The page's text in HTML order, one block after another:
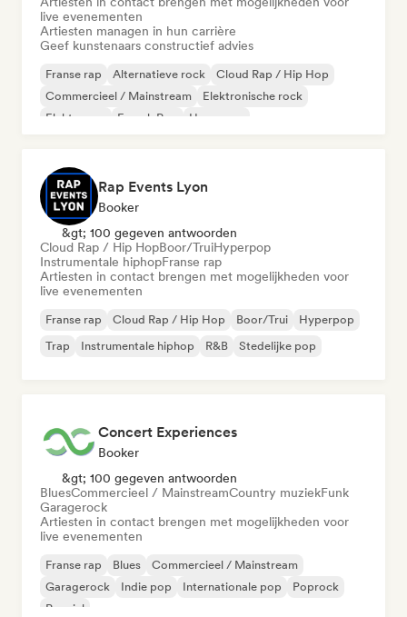
live evenementen
Artiesten managen in hun carrière
Geef kunstenaars constructief advies
Franse rap Alternatieve rock
Cloud Rap / Hip Hop
Commercieel / Mainstream
Elektronische rock
Elektropop
French Pop Hyperpop
Rap Events Lyon
Booker
&gt; 100 gegeven antwoorden
Cloud Rap / Hip HopBoor/TruiHyperpop
Instrumentale hiphopFranse rap
Artiesten in contact brengen met mogelijkheden voor
live evenementen
Franse rap Cloud Rap / Hip Hop Boor/Trui
Hyperpop
Trap
Instrumentale hiphop R&B Stedelijke pop
Concert Experiences
Booker
&gt; 100 gegeven antwoorden
BluesCommercieel / MainstreamCountry muziekFunk
Garagerock
Artiesten in contact brengen met mogelijkheden voor
live evenementen
Franse rap Blues
Commercieel / Mainstream
Garagerock
Indie pop Internationale pop
Poprock
Popziel